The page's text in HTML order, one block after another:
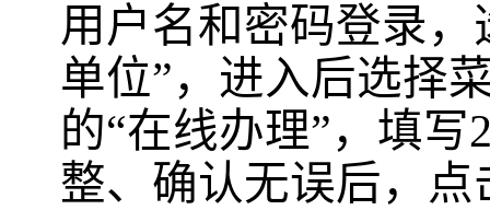
用户名和密码登录，
单位”，进入后选择
的“在线办理”，填
整、确认无误后，